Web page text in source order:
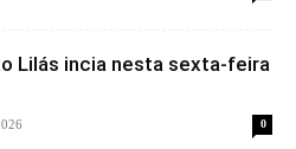
Lilás incia nesta sexta-feira
0